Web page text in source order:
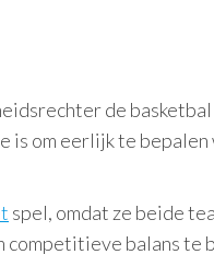
de
om eerlijk te
spel, omdat ze beide
competitieve balans te